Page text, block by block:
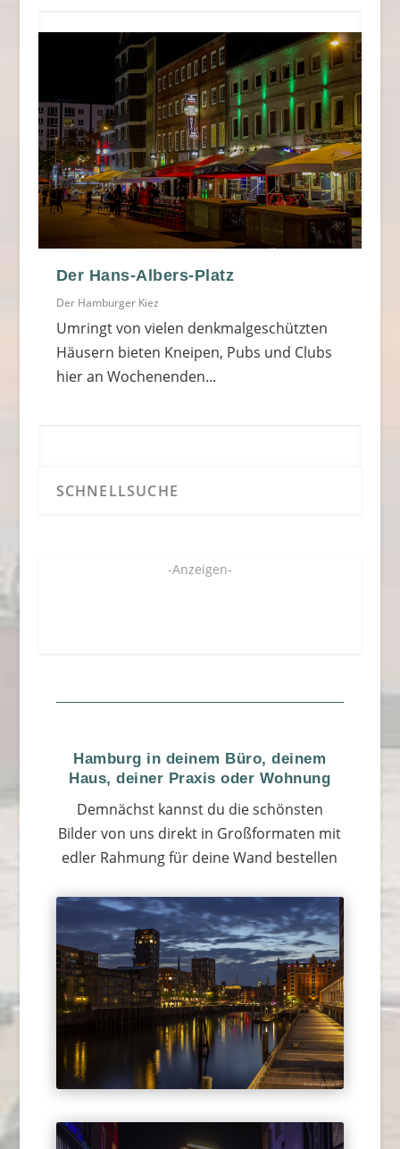
Der Hans-Albers-Platz
Der Hamburger Kiez
Umringt von vielen denkmalgeschützten
Häusern bieten Kneipen, Pubs und Clubs
hier an Wochenenden...
-Anzeigen-
Hamburg in deinem Büro, deinem
Haus, deiner Praxis oder Wohnung
Demnächst kannst du die schönsten
Bilder von uns direkt in Großformaten mit
edler Rahmung für deine Wand bestellen